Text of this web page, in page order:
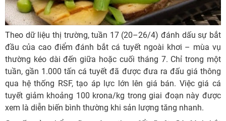
Theo dữ liệu thị trường, tuần 17 (20–26/4) đánh dấu sự bắt
đầu của cao điểm đánh bắt cá tuyết ngoài khơi – mùa vụ
thường kéo dài đến giữa hoặc cuối tháng 7. Chỉ trong một
tuần, gần 1.000 tấn cá tuyết đã được đưa ra đấu giá thông
qua hệ thống RSF, tạo áp lực lớn lên giá bán. Việc giá cá
tuyết giảm khoảng 100 krona/kg trong giai đoạn này được
xem là diễn biến bình thường khi sản lượng tăng nhanh.